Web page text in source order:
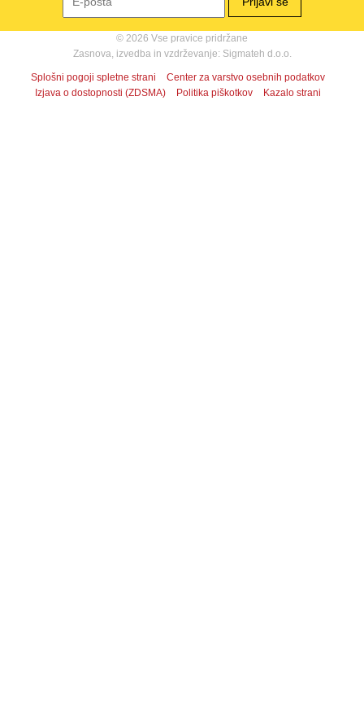
© 2026 Vse pravice pridržane
Zasnova, izvedba in vzdrževanje: Sigmateh d.o.o.
Splošni pogoji spletne strani
Center za varstvo osebnih podatkov
Izjava o dostopnosti (ZDSMA)
Politika piškotkov Kazalo strani